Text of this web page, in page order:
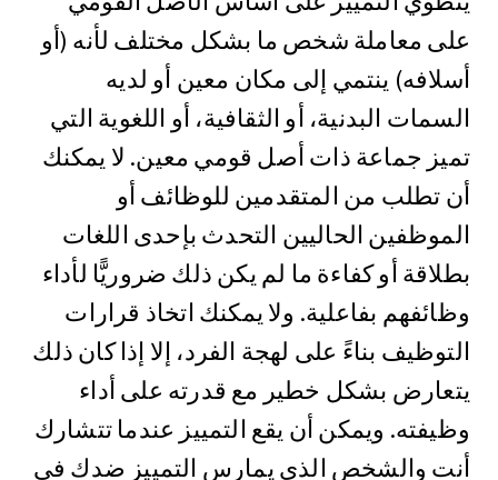
على معاملة شخص ما بشكل مختلف لأنه (أو
أسلافه) ينتمي إلى مكان معين أو لديه
السمات البدنية، أو الثقافية، أو اللغوية التي
تميز جماعة ذات أصل قومي معين. لا يمكنك
أن تطلب من المتقدمين للوظائف أو
الموظفين الحاليين التحدث بإحدى اللغات
بطلاقة أو كفاءة ما لم يكن ذلك ضروريًّا لأداء
وظائفهم بفاعلية. ولا يمكنك اتخاذ قرارات
التوظيف بناءً على لهجة الفرد، إلا إذا كان ذلك
يتعارض بشكل خطير مع قدرته على أداء
وظيفته. ويمكن أن يقع التمييز عندما تتشارك
أنت والشخص الذي يمارس التمييز ضدك في